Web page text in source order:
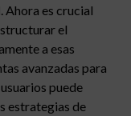
. Ahora es crucial
el
a esas
avanzadas para
puede
estrategias de